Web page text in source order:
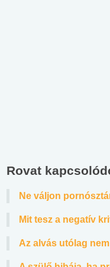
Rovat
Ne váljon
Mit tesz a negatív
Az alvás utólag